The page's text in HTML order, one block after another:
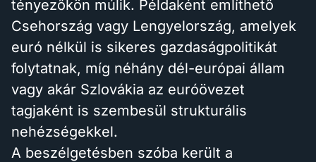
tényezőkön múlik. Példaként említhető
Csehország vagy Lengyelország, amelyek
euró nélkül is sikeres gazdaságpolitikát
folytatnak, míg néhány dél-európai állam
vagy akár Szlovákia az euróövezet
tagjaként is szembesül strukturális
nehézségekkel.
A beszélgetésben szóba került a